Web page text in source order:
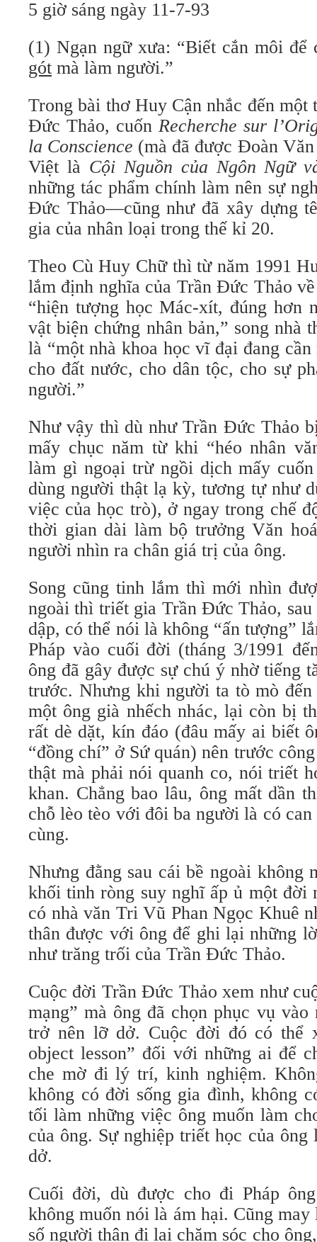
5 giờ sáng ngày 11-7-93
(1) Ngạn ngữ xưa: “Biết cắn môi
gót mà làm người.”
Trong bài thơ Huy Cận nhắc đến một
Đức Thảo, cuốn Recherche sur
la Conscience (mà đã được Đoàn
Việt là Cội Nguồn của Ngôn Ngữ
những tác phẩm chính làm nên sự
Đức Thảo—cũng như đã xây dựng
gia của nhân loại trong thế kỉ 20.
Theo Cù Huy Chữ thì từ năm 1991
lắm định nghĩa của Trần Đức Thảo
“hiện tượng học Mác-xít, đúng hơn
vật biện chứng nhân bản,” song nhà
là “một nhà khoa học vĩ đại đang
cho đất nước, cho dân tộc, cho sự
người.”
Như vậy thì dù như Trần Đức Thảo
mấy chục năm từ khi “héo nhân
làm gì ngoại trừ ngồi dịch mấy cuốn
dùng người thật lạ kỳ, tương tự như
việc của học trò), ở ngay trong chế
thời gian dài làm bộ trưởng Văn
người nhìn ra chân giá trị của ông.
Song cũng tinh lắm thì mới nhìn
ngoài thì triết gia Trần Đức Thảo,
dập, có thể nói là không “ấn tượng”
Pháp vào cuối đời (tháng 3/1991
ông đã gây được sự chú ý nhờ tiếng
trước. Nhưng khi người ta tò mò
một ông già nhếch nhác, lại còn bị
rất dè dặt, kín đáo (đâu mấy ai biết
“đồng chí” ở Sứ quán) nên trước
thật mà phải nói quanh co, nói triết
khan. Chẳng bao lâu, ông mất dần
chỗ lèo tèo với đôi ba người là có
cùng.
Nhưng đằng sau cái bề ngoài không
khối tinh ròng suy nghĩ ấp ủ một đời
có nhà văn Tri Vũ Phan Ngọc Khuê
thân được với ông để ghi lại những
như trăng trối của Trần Đức Thảo.
Cuộc đời Trần Đức Thảo xem như
mạng” mà ông đã chọn phục vụ vào
trở nên lỡ dở. Cuộc đời đó có thể
object lesson” đối với những ai để
che mờ đi lý trí, kinh nghiệm.
không có đời sống gia đình, không
tối làm những việc ông muốn làm
của ông. Sự nghiệp triết học của ông
dở.
Cuối đời, dù được cho đi Pháp
không muốn nói là ám hại. Cũng
số người thân đi lại chăm sóc cho